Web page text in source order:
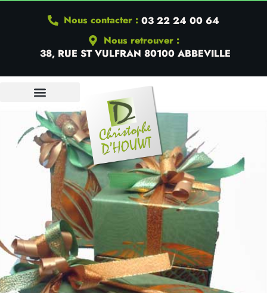
Nous contacter : 03 22 24 00 64
Nous retrouver :
38, RUE ST VULFRAN 80100 ABBEVILLE